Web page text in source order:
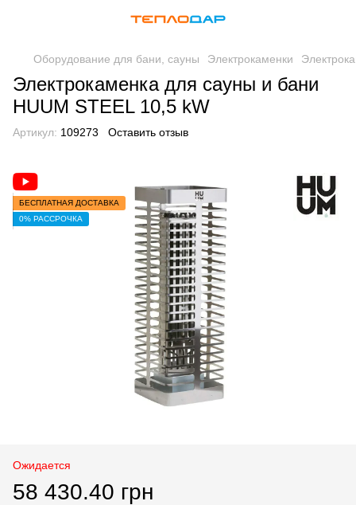
Оборудование для бани, сауны Электрокаменки
Электрокаменка для сауны и бани
HUUM STEEL 10,5 kW
Артикул: 109273 Оставить отзыв
БЕСПЛАТНАЯ ДОСТАВКА
0% РАССРОЧКА
Ожидается
58 430.40 грн